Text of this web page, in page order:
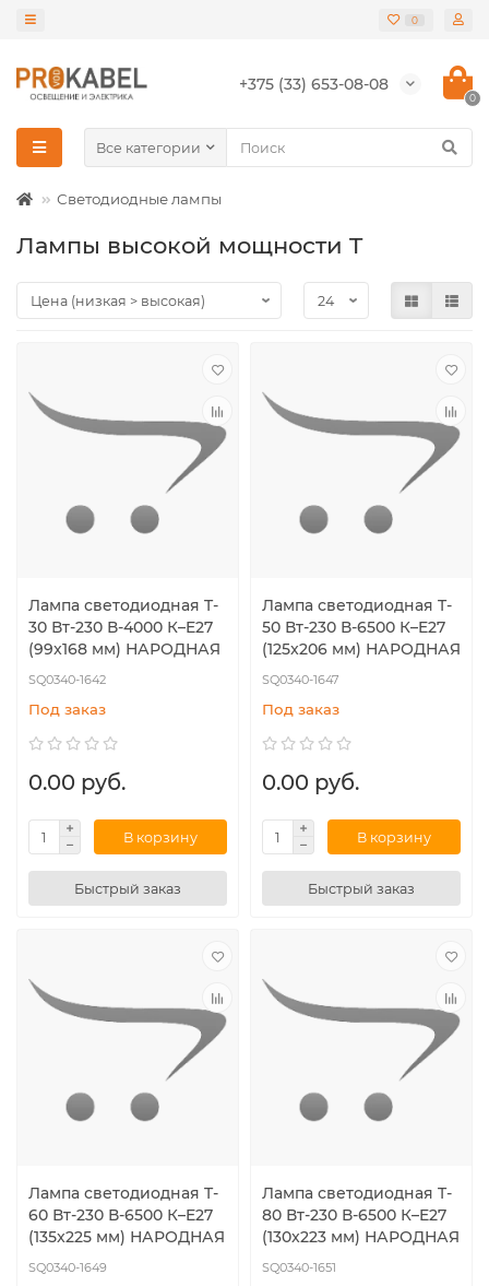
0
+375 (33) 653-08-08
0
Все категории
Светодиодные лампы
Лампы высокой мощности T
Лампа светодиодная T-
30 Вт-230 В-4000 К–E27
(99x168 мм) НАРОДНАЯ
SQ0340-1642
Под заказ
0.00 руб.
В корзину
Быстрый заказ
Лампа светодиодная T-
50 Вт-230 В-6500 К–E27
(125x206 мм) НАРОДНАЯ
SQ0340-1647
Под заказ
0.00 руб.
В корзину
Быстрый заказ
Лампа светодиодная T-
60 Вт-230 В-6500 К–E27
(135x225 мм) НАРОДНАЯ
SQ0340-1649
Лампа светодиодная T-
80 Вт-230 В-6500 К–E27
(130x223 мм) НАРОДНАЯ
SQ0340-1651